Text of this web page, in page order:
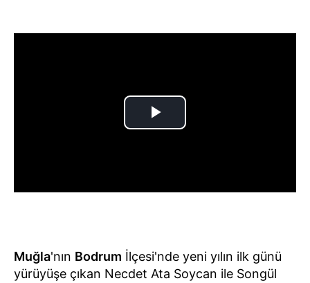
Muğla'nın Bodrum İlçesi'nde yeni yılın ilk günü
yürüyüşe çıkan Necdet Ata Soycan ile Songül